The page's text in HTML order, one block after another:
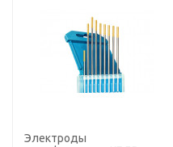
Электроды